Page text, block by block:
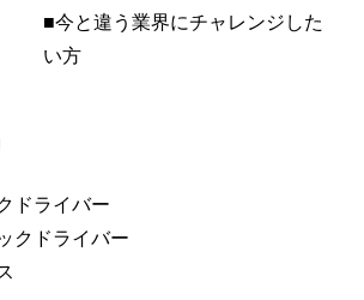
■今と違う業界にチャレンジした
い方
ドライバー
クドライバー